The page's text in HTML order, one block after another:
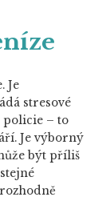
Je
stresové
policie – to
Je výborný
být příliš